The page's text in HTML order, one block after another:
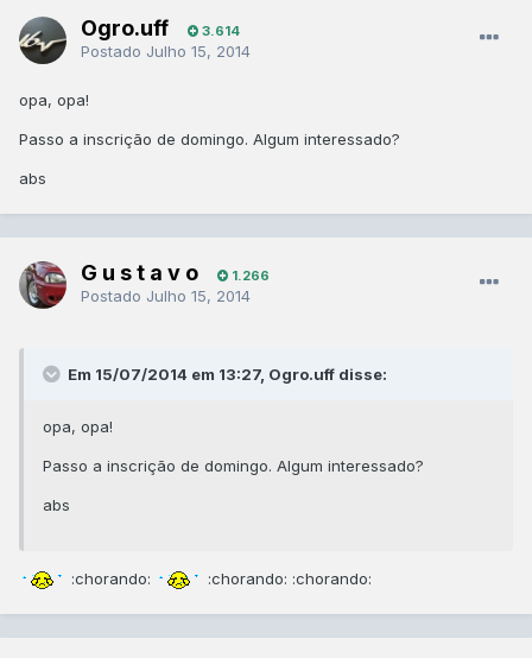
Ogro.uff 3.614
Postado Julho 15, 2014
opa, opa!
Passo a inscrição de domingo. Algum interessado?
abs
G u s t a v o 1.266
Postado Julho 15, 2014
Em 15/07/2014 em 13:27, Ogro.uff disse:
opa, opa!
Passo a inscrição de domingo. Algum interessado?
abs
:chorando: :chorando: :chorando: